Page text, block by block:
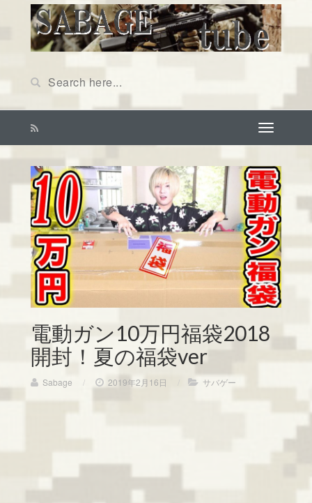
電動ガン10万円福袋2018
開封！夏の福袋ver
Sabage / 2019年2月16日 サバゲー